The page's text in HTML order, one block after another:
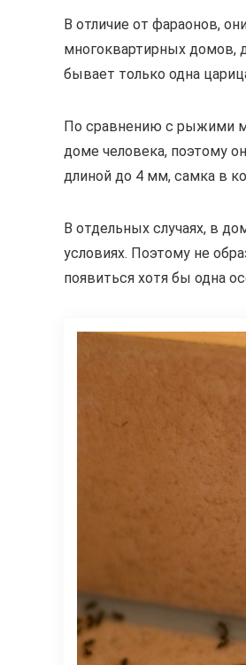
В отличие от фараонов,
многоквартирных домов,
бывает только одна
По сравнению с рыжими
доме человека, поэтому
длиной до 4 мм, самка в
В отдельных случаях, в
условиях. Поэтому не
появиться хотя бы одна